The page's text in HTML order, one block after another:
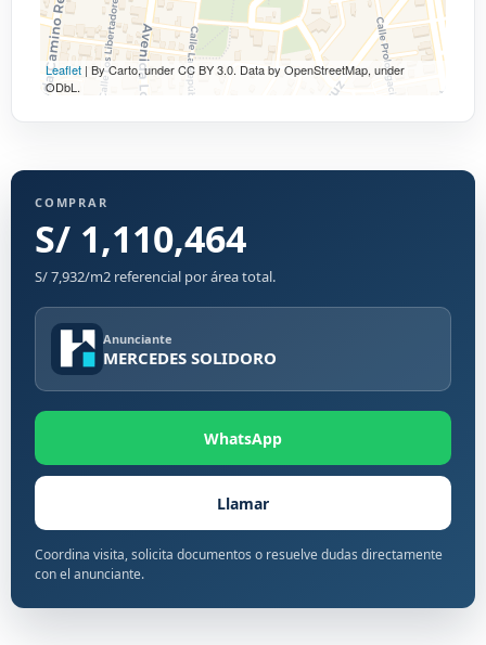
Leaflet | By Carto, under CC BY 3.0. Data by OpenStreetMap, under
ODbL.
COMPRAR
S/ 1,110,464
S/ 7,932/m2 referencial por área total.
Anunciante
MERCEDES SOLIDORO
WhatsApp
Llamar
Coordina visita, solicita documentos o resuelve dudas directamente
con el anunciante.